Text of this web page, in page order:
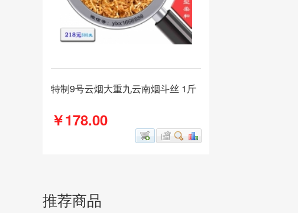
特制9号云烟大重九云南烟斗丝 1斤
￥178.00
推荐商品